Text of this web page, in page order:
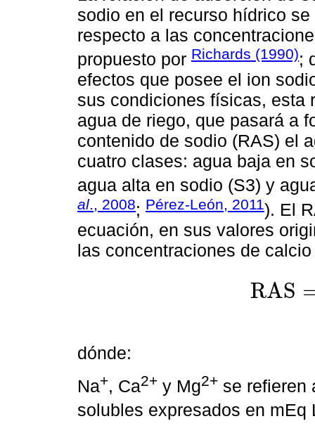
sodio en el recurso hídrico
respecto a las
propuesto por Richards (1990);
efectos que posee el ion
sus condiciones físicas, esta
agua de riego, que pasará a
contenido de sodio (RAS) el
cuatro clases: agua baja en
agua alta en sodio (S3) y
al., 2008; Pérez-León, 2011). El
ecuación, en sus valores
las concentraciones de
RAS
RAS=Na+C a2
dónde:
Na+, Ca2+ y Mg2+ se refieren
solubles expresados en mEq